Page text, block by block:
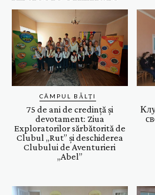
CÂMPUL BĂLȚI
75 de ani de credință și
devotament: Ziua
Exploratorilor sărbătorită de
Clubul ,,Rut” și deschiderea
Clubului de Aventurieri
„Abel”